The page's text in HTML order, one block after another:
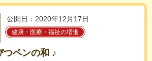
公開日：2020年12月17日
健康・医療・福祉の増進
つペンの和 ♪